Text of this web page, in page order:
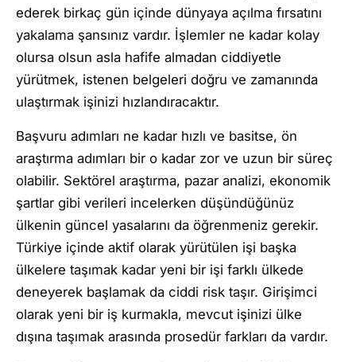
ederek birkaç gün içinde dünyaya açılma fırsatını
yakalama şansınız vardır. İşlemler ne kadar kolay
olursa olsun asla hafife almadan ciddiyetle
yürütmek, istenen belgeleri doğru ve zamanında
ulaştırmak işinizi hızlandıracaktır.
Başvuru adımları ne kadar hızlı ve basitse, ön
araştırma adımları bir o kadar zor ve uzun bir süreç
olabilir. Sektörel araştırma, pazar analizi, ekonomik
şartlar gibi verileri incelerken düşündüğünüz
ülkenin güncel yasalarını da öğrenmeniz gerekir.
Türkiye içinde aktif olarak yürütülen işi başka
ülkelere taşımak kadar yeni bir işi farklı ülkede
deneyerek başlamak da ciddi risk taşır. Girişimci
olarak yeni bir iş kurmakla, mevcut işinizi ülke
dışına taşımak arasında prosedür farkları da vardır.